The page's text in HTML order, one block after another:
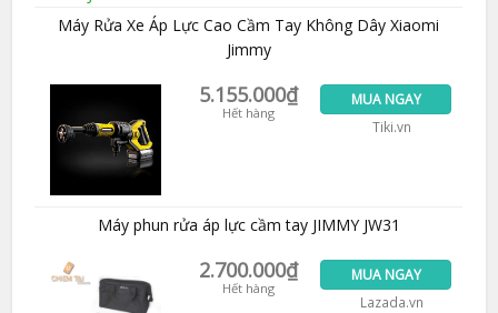
Máy Rửa Xe Áp Lực Cao Cầm Tay Không Dây Xiaomi
Jimmy
5.155.000₫
Hết hàng
MUA NGAY
Tiki.vn
Máy phun rửa áp lực cầm tay JIMMY JW31
2.700.000₫
Hết hàng
MUA NGAY
Lazada.vn